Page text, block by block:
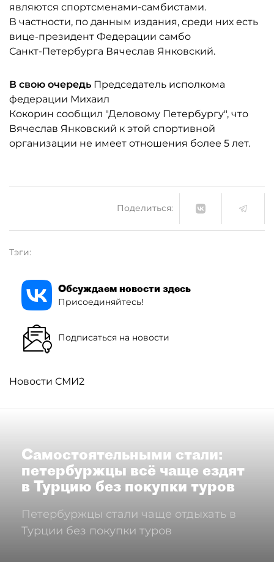
являются спортсменами-самбистами.
В частности, по данным издания, среди них есть
вице-президент Федерации самбо
Санкт-Петербурга Вячеслав Янковский.
В свою очередь Председатель исполкома
федерации Михаил
Кокорин сообщил "Деловому Петербургу", что
Вячеслав Янковский к этой спортивной
организации не имеет отношения более 5 лет.
Поделиться:
Тэги:
Обсуждаем новости здесь
Присоединяйтесь!
Подписаться на новости
Новости СМИ2
Самостоятельными стали:
петербуржцы всё чаще ездят
в Турцию без покупки туров
Петербуржцы стали чаще отдыхать в
Турции без покупки туров